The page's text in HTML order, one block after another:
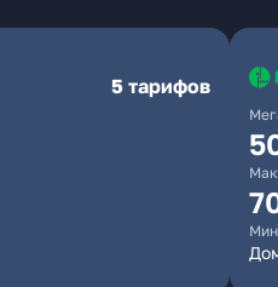
5 тарифов